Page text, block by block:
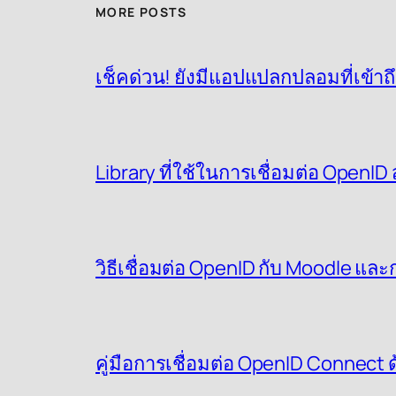
MORE POSTS
เช็คด่วน! ยังมีแอปแปลกปลอมที่เข้า
Library ที่ใช้ในการเชื่อมต่อ
วิธีเชื่อมต่อ OpenID กับ Moodle แล
คู่มือการเชื่อมต่อ OpenID Connect